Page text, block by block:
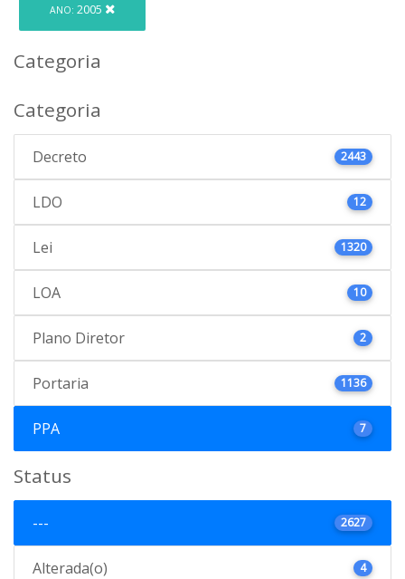
ANO: 2005
Categoria
Categoria
Decreto 2443
LDO 12
Lei 1320
LOA 10
Plano Diretor 2
Portaria 1136
PPA 7
Status
--- 2627
Alterada(o) 4